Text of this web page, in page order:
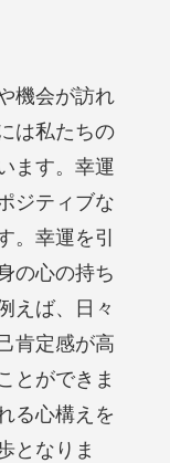
機会が訪れ
は私たちの
ます。幸運
ジティブな
。幸運を引
の心の持ち
えば、日々
肯定感が高
とができま
る心構えを
となりま